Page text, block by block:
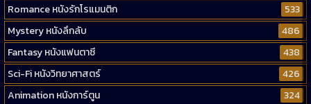
Romance หนังรักโรแมนติก
533
Mystery หนังลึกลับ
486
Fantasy หนังแฟนตาซี
438
Sci-Fi หนังวิทยาศาสตร์
426
Animation หนังการ์ตูน
324